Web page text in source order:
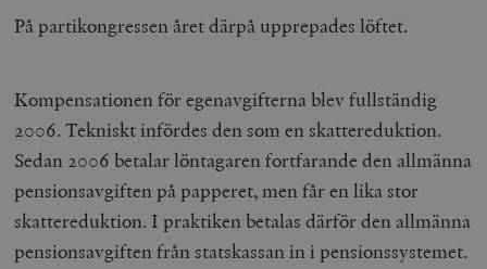
På partikongressen året därpå upprepades löftet.
Kompensationen för egenavgifterna blev fullständig
2006. Tekniskt infördes den som en skattereduktion.
Sedan 2006 betalar löntagaren fortfarande den allmänna
pensionsavgiften på papperet, men får en lika stor
skattereduktion. I praktiken betalas därför den allmänna
pensionsavgiften från statskassan in i pensionssystemet.